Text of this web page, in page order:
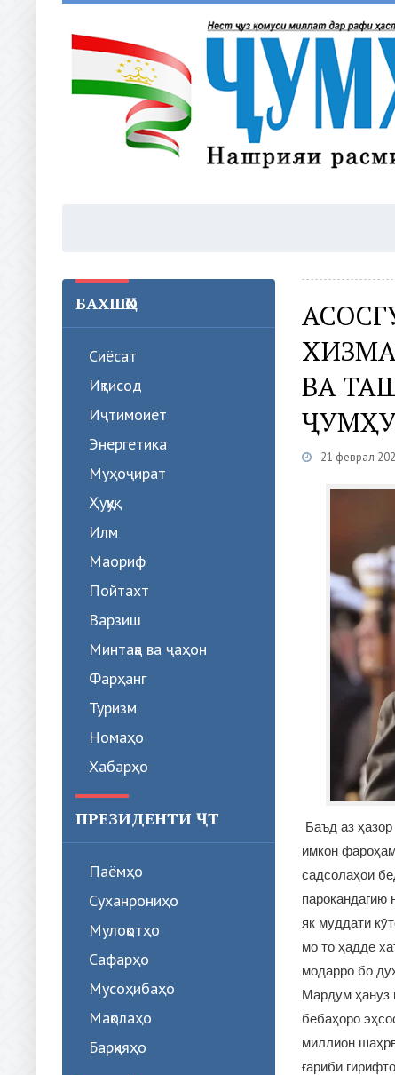
БАХШҲО
Сиёсат
Иқтисод
Иҷтимоиёт
Энергетика
Муҳоҷират
Ҳуқуқ
Илм
Маориф
Пойтахт
Варзиш
Минтақа ва ҷаҳон
Фарҳанг
Туризм
Номаҳо
Хабарҳо
ПРЕЗИДЕНТИ ҶТ
Паёмҳо
Суханрониҳо
Мулоқотҳо
Сафарҳо
Мусоҳибаҳо
Мақолаҳо
Барқияҳо
ВА
21 феврал
Баъд аз
имкон
садсолаҳои
парокандагию
як муддати
мо то ҳадде
модарро бо
Мардум ҳанӯз
бебаҳоро
миллион
ғарибӣ